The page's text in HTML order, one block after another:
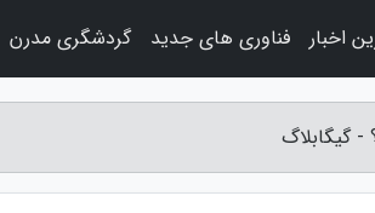
- گیگابلاگ
اخبار فناوری های جدید گردشگری مدرن